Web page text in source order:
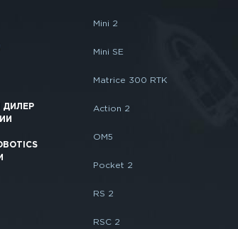
Mini 2
Mini SE
Matrice 300 RTK
Action 2
OM5
Pocket 2
RS 2
RSC 2